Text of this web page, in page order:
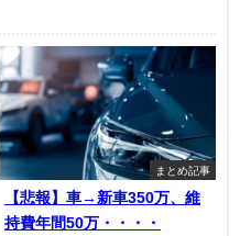
まとめ記事
【悲報】車→新車350万、維
持費年間50万・・・・